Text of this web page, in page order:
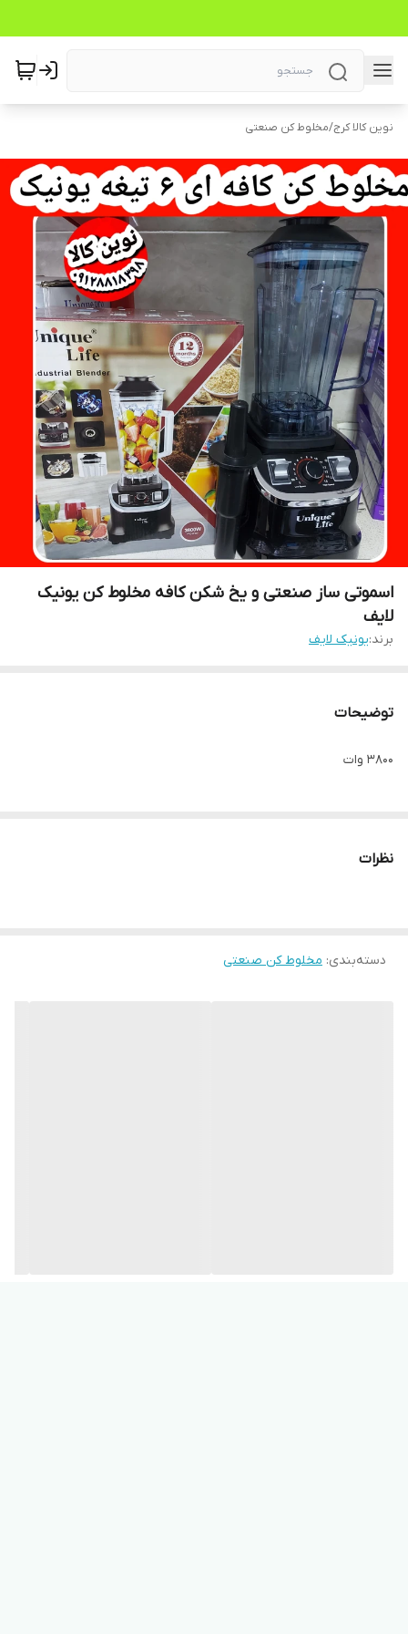
نوین کالا کرج/مخلوط کن صنعتی
اسموتی ساز صنعتی و یخ شکن کافه مخلوط کن یونیک
لایف
برند:یونیک لایف
توضیحات
۳۸۰۰ وات
نظرات
دسته‌بندی: مخلوط کن صنعتی